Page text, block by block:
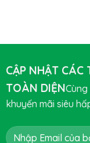
CẬP NHẬT CÁC
TOÀN DIỆN
khuyến mãi siêu